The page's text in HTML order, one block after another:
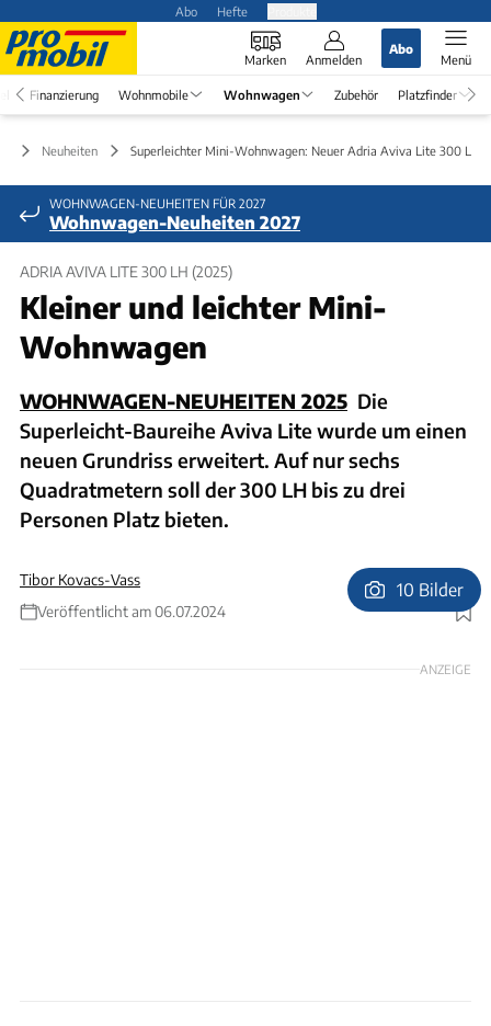
Abo Hefte
Marken Anmelden
Abo
Menü
Finanzierung Wohnmobile Wohnwagen Zubehör Platzfinder
Neuheiten Superleichter Mini-Wohnwagen: Neuer Adria Aviva Lite 300 LH
WOHNWAGEN-NEUHEITEN FÜR 2027
Wohnwagen-Neuheiten 2027
ADRIA AVIVA LITE 300 LH (2025)
Kleiner und leichter Mini-
Wohnwagen
WOHNWAGEN-NEUHEITEN 2025 Die
Superleicht-Baureihe Aviva Lite wurde um einen
neuen Grundriss erweitert. Auf nur sechs
Quadratmetern soll der 300 LH bis zu drei
Personen Platz bieten.
Tibor Kovacs-Vass
Veröffentlicht am 06.07.2024
Foto: Saskia Hörmann
10 Bilder
ANZEIGE